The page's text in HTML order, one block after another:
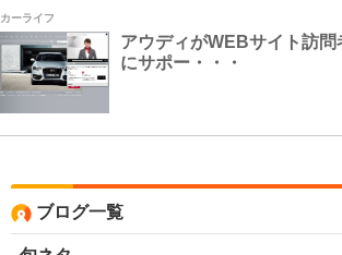
カーライフ
アウディがWEBサイト訪
にサポー・・・
ブログ一覧